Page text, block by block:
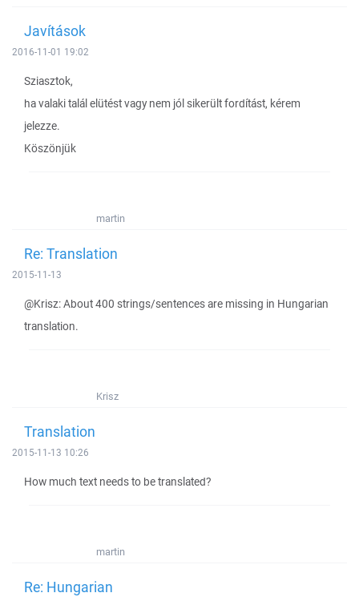
Javítások
2016-11-01 19:02
Sziasztok,
ha valaki talál elütést vagy nem jól sikerült fordítást, kérem
jelezze.
Köszönjük
martin
Re: Translation
2015-11-13
@Krisz: About 400 strings/sentences are missing in Hungarian
translation.
Krisz
Translation
2015-11-13 10:26
How much text needs to be translated?
martin
Re: Hungarian